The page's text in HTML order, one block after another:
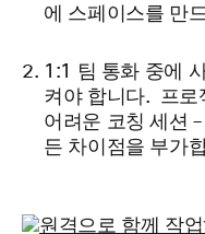
에 스페이스를 만
1:1 팀 통화 중에
켜야 합니다. 프로
어려운 코칭 세션
든 차이점을 부가